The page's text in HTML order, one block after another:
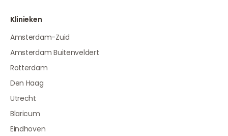
Klinieken
Amsterdam-Zuid
Amsterdam Buitenveldert
Rotterdam
Den Haag
Utrecht
Blaricum
Eindhoven